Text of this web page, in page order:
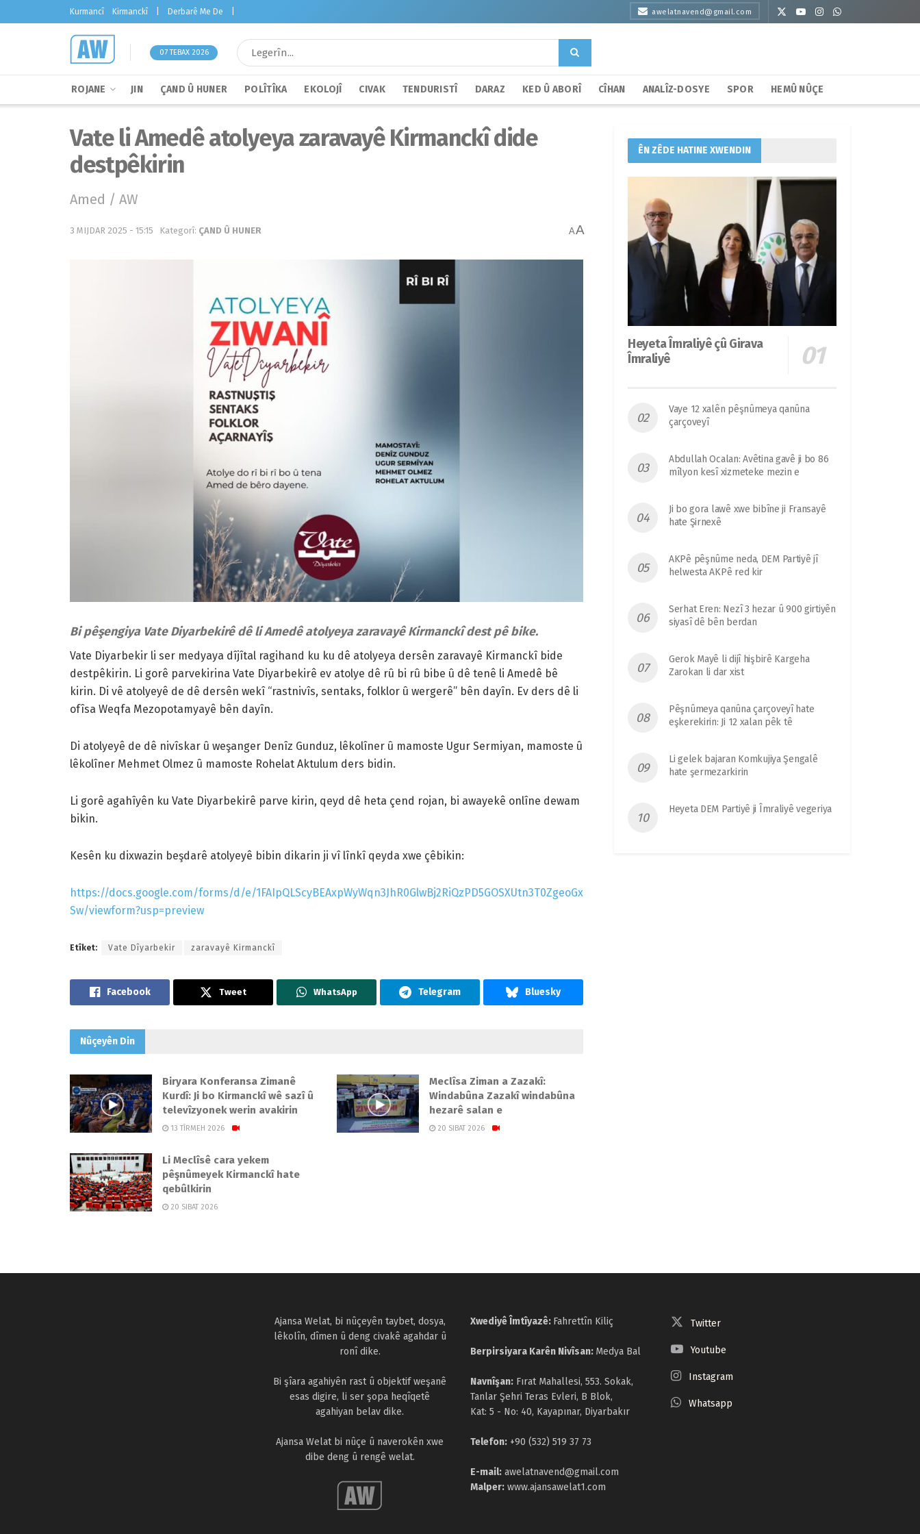
Kurmancî Kirmanckî Derbarê Me De awelatnavend@gmail.com
07 TEBAX 2026
ROJANE JIN ÇAND Û HUNER POLÎTÎKA EKOLOJÎ CIVAK TENDURISTÎ DARAZ KED Û ABORÎ CÎHAN ANALÎZ-DOSYE SPOR HEMÛ NÛÇE
Vate li Amedê atolyeya zaravayê Kirmanckî dide
destpêkirin
Amed / AW
3 MIJDAR 2025 - 15:15 Kategorî: ÇAND Û HUNER AA
Bi pêşengiya Vate Diyarbekirê dê li Amedê atolyeya zaravayê Kirmanckî dest pê bike.
Vate Diyarbekir li ser medyaya dîjîtal ragihand ku ku dê atolyeya dersên zaravayê Kirmanckî bide
destpêkirin. Li gorê parvekirina Vate Diyarbekirê ev atolye dê rû bi rû bibe û dê tenê li Amedê bê
kirin. Di vê atolyeyê de dê dersên wekî “rastnivîs, sentaks, folklor û wergerê” bên dayîn. Ev ders dê li
ofîsa Weqfa Mezopotamyayê bên dayîn.
Di atolyeyê de dê nivîskar û weşanger Denîz Gunduz, lêkolîner û mamoste Ugur Sermiyan, mamoste û
lêkolîner Mehmet Olmez û mamoste Rohelat Aktulum ders bidin.
Li gorê agahîyên ku Vate Diyarbekirê parve kirin, qeyd dê heta çend rojan, bi awayekê onlîne dewam
bikin.
Kesên ku dixwazin beşdarê atolyeyê bibin dikarin ji vî lînkî qeyda xwe çêbikin:
https://docs.google.com/forms/d/e/1FAIpQLScyBEAxpWyWqn3JhR0GlwBj2RiQzPD5GOSXUtn3T0ZgeoGx
Sw/viewform?usp=preview
Etîket: Vate Dîyarbekir zaravayê Kirmanckî
Tweet WhatsApp
Nûçeyên Din
Biryara Konferansa Zimanê
Kurdî: Ji bo Kirmanckî wê sazî û
televîzyonek werin avakirin
13 TÎRMEH 2026
Meclîsa Ziman a Zazakî:
Windabûna Zazakî windabûna
hezarê salan e
20 SIBAT 2026
Li Meclîsê cara yekem
pêşnûmeyek Kirmanckî hate
qebûlkirin
20 SIBAT 2026
ÊN ZÊDE HATINE XWENDIN
Heyeta Îmraliyê çû Girava
Îmraliyê
Vaye 12 xalên pêşnûmeya qanûna
çarçoveyî
Abdullah Ocalan: Avêtina gavê ji bo 86
mîlyon kesî xizmeteke mezin e
Ji bo gora lawê xwe bibîne ji Fransayê
hate Şirnexê
AKPê pêşnûme neda, DEM Partiyê jî
helwesta AKPê red kir
Serhat Eren: Nezî 3 hezar û 900 girtiyên
siyasî dê bên berdan
Gerok Mayê li dijî hişbirê Kargeha
Zarokan li dar xist
Pêşnûmeya qanûna çarçoveyî hate
eşkerekirin: Ji 12 xalan pêk tê
Li gelek bajaran Komkujiya Şengalê
hate şermezarkirin
Heyeta DEM Partiyê ji Îmraliyê vegeriya
Ajansa Welat, bi nûçeyên taybet, dosya,
lêkolîn, dîmen û deng civakê agahdar û
ronî dike.
Bi şîara agahiyên rast û objektif weşanê
esas digire, li ser şopa heqîqetê
agahiyan belav dike.
Ajansa Welat bi nûçe û naverokên xwe
dibe deng û rengê welat.
Xwediyê Îmtîyazê: Fahrettîn Kiliç
Berpirsiyara Karên Nivîsan: Medya Bal
Navnîşan: Fırat Mahallesi, 553. Sokak,
Tanlar Şehri Teras Evleri, B Blok,
Kat: 5 - No: 40, Kayapınar, Diyarbakır
Telefon: +90 (532) 519 37 73
E-mail: awelatnavend@gmail.com
Malper: www.ajansawelat1.com
Twitter
Youtube
Instagram
Whatsapp